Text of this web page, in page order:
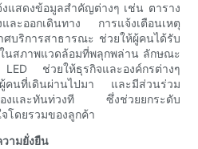
แสดงข้อมูลสำคัญต่างๆ เช่น ตาราง
ละออกเดินทาง การแจ้งเตือนเหตุ
บริการสาธารณะ ช่วยให้ผู้คนได้รับ
นสภาพแวดล้อมที่พลุกพล่าน ลักษณะ
ช่วยให้ธุรกิจและองค์กรต่างๆ
ผู้คนที่เดินผ่านไปมา และมีส่วนร่วม
ข้องและทันท่วงที ซึ่งช่วยยกระดับ
โดยรวมของลูกค้า
ามยั่งยืน